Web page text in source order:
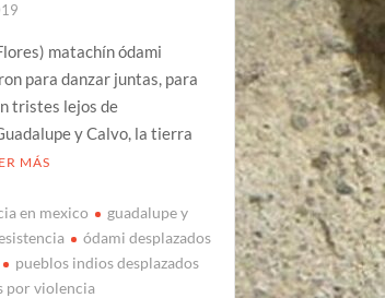
matachín ódami
para danzar juntas, para
tristes lejos de
y Calvo, la tierra
MÁS
en mexico
guadalupe y
ódami desplazados
pueblos indios desplazados
por violencia